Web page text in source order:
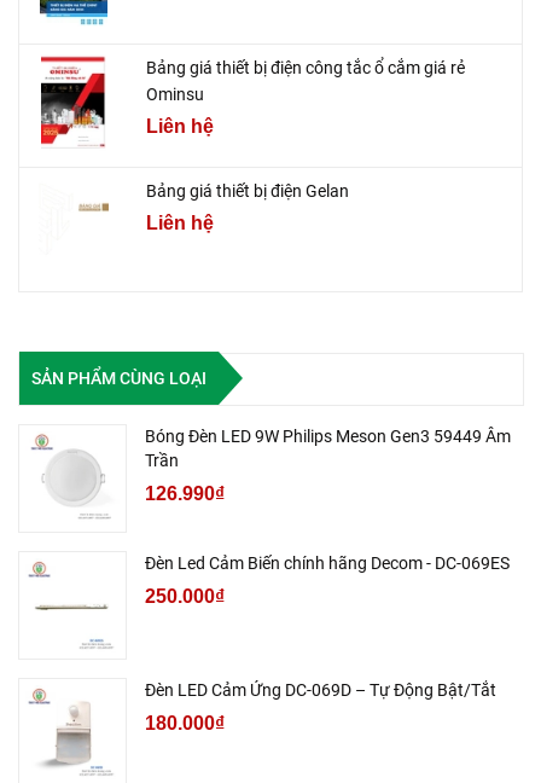
Bảng giá thiết bị điện công tắc ổ cắm giá rẻ
Ominsu
Liên hệ
Bảng giá thiết bị điện Gelan
Liên hệ
SẢN PHẨM CÙNG LOẠI
Bóng Đèn LED 9W Philips Meson Gen3 59449 Âm
Trần
126.990₫
Đèn Led Cảm Biến chính hãng Decom - DC-069ES
250.000₫
Đèn LED Cảm Ứng DC-069D – Tự Động Bật/Tắt
180.000₫